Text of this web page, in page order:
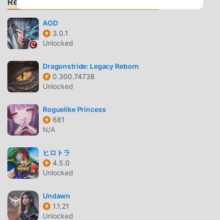
Legends Z Lite , solo necesitas pasar por el tutorial para
principiantes, por lo que puedes comenzar fácilmente todo
el juego y disfrutar de la alegría que brinda el clásico rpg
juegos MODW.NET,Dragon Legends Z Lite 2.2.9. Al mismo
tiempo, moddroid ha creado especialmente una plataforma
para los amantes de los juegos de la rpg , lo que le permite
comunicarse y compartir con todos los amantes de los
juegos de la rpg de todo el mundo. ¿Qué está esperando?
Únase a moddroid y disfrute del juego rpg con todos los
socios globales venga feliz
Al igual que los juegos tradicionales de rpg ,
MODW.NET,Dragon Legends Z Lite tiene un estilo artístico
hacen que MODW.NET,Dragon Legends Z Lite atraiga a
muchos rpg fanáticos, y en comparación con los juegos
AOD
3.0.1
Unlocked
Dragonstride: Legacy Reborn
0.300.74738
Unlocked
Roguelike Princess
681
N/A
ヒロトラ
4.5.0
Unlocked
Undawn
1.1.21
Unlocked